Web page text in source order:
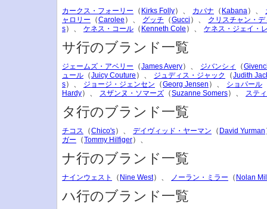
カークス・フォーリー （ Kirks Folly）、 カバナ （ Kabana ）、
ャロリー
（Carolee ）、 グッチ （Gucci ）、
クリスチャン・
s）、 ケネス・コール （ Kenneth Cole ）、 ケネス・ジェイ・
サ行のブランド一覧
ジェームズ・アベリー （James Avery）、 ジバンシィ （
ュール （Juicy Couture ）、 ジュディス・ジャック （Judith
s）、 ジョージ・ジェンセン （Georg Jensen ）、 ショパール
Hardy）、 スザンヌ・ソマーズ （Suzanne Somers）、 ステ
タ行のブランド一覧
チコス （Chico's）、 デイヴィッド・ヤーマン （ David Yurman
ガー （Tommy Hilfiger）、
ナ行のブランド一覧
ナインウェスト （ Nine West）、 ノーラン・ミラー （ Nolan
ハ行のブランド一覧